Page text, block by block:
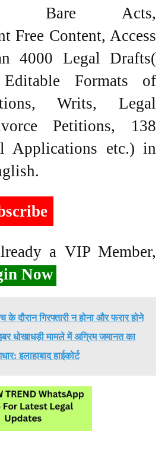
Bare Acts,
Free Content, Access
4000 Legal Drafts(
Editable Formats of
Writs, Legal
Petitions, 138
Applications etc.) in
a VIP Member,
Now
के दौरान गिरफ्तारी न होना और फरार होने
धोखाधड़ी मामले में अग्रिम जमानत का
इलाहाबाद हाईकोर्ट